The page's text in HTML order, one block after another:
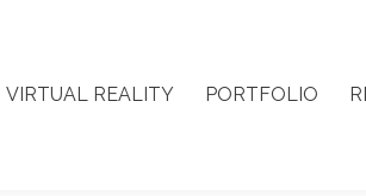
VIRTUAL REALITY PORTFOLIO